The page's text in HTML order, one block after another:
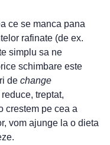
ce se manca pana
rafinate (de ex.
simplu sa ne
schimbare este
de change
treptat,
crestem pe cea a
vom ajunge la o dieta